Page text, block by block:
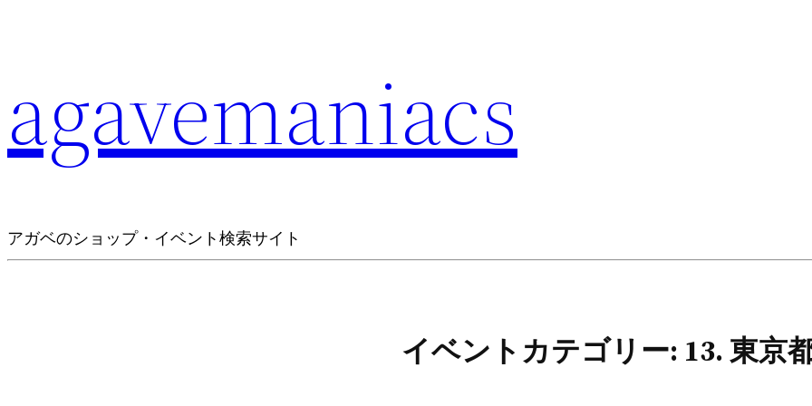
agavemaniacs
アガベのショップ・イベント検索サイト
イベントカテゴリー: 13. 東京